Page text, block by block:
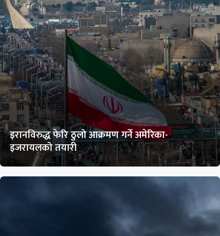
इरानविरुद्ध फेरि ठुलो आक्रमण गर्ने अमेरिका-
इजरायलको तयारी